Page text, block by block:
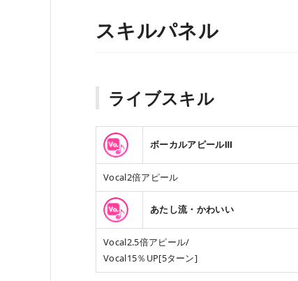
スキルパネル
ライブスキル
ボーカルアピールⅢ
Vocal2倍アピール
あたし流・かわいい
Vocal2.5倍アピール/
Vocal15％UP[5ターン]